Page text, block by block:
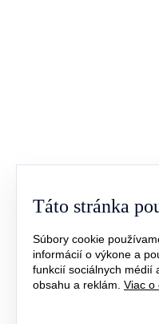
Ktoré hodnoty v
Táto stránka
Súbory cookie
informácií o výkone a
funkcií sociálnych médií
obsahu a reklám. Viac o